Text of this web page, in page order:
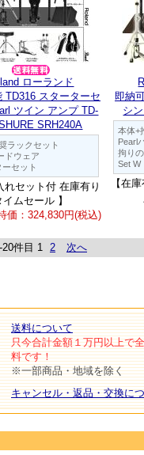
ローランド
TD316 スターターセ
ツイン アンプ TD-
SRH240A
ラックセット
ドウェア
ーセット
れセット付 在庫有り
イムセール 】
価：324,830円(税込)
即納
シ
本体+
Pearl
拘り
Set W
【在
件目 1 2 次へ
送料について
只今合計金額１万円以上で
料です！
※一部商品・地域を除く
キャンセル・返品・交換に